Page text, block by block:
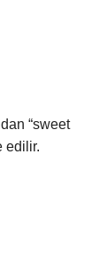
“sweet
edilir.